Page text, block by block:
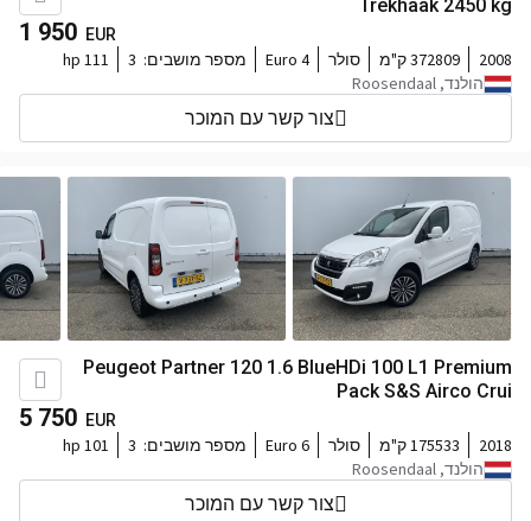
Trekhaak 2450 kg
1 950 EUR
2008 372809 ק"מ סולר Euro 4 מספר מושבים:
111 hp
הולנד, Roosendaal
צור קשר עם המוכר
Peugeot Partner 120 1.6 BlueHDi 100 L1 Premium
Pack S&S Airco Crui
5 750 EUR
2018 175533 ק"מ סולר Euro 6 מספר מושבים:
101 hp
הולנד, Roosendaal
צור קשר עם המוכר